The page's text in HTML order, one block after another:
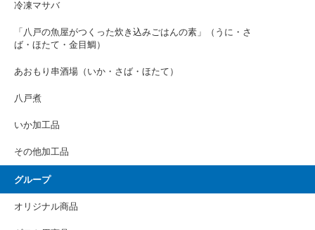
冷凍マサバ
「八戸の魚屋がつくった炊き込みごはんの素」（うに・さ
ば・ほたて・金目鯛）
あおもり串酒場（いか・さば・ほたて）
八戸煮
いか加工品
その他加工品
グループ
オリジナル商品